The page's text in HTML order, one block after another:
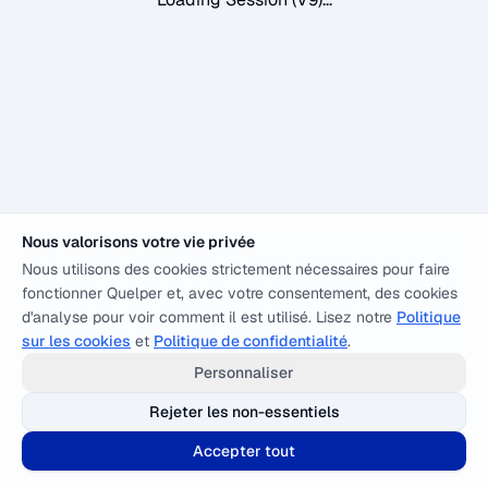
Nous valorisons votre vie privée
Nous utilisons des cookies strictement nécessaires pour faire
fonctionner Quelper et, avec votre consentement, des cookies
d'analyse pour voir comment il est utilisé. Lisez notre Politique
sur les cookies et Politique de confidentialité.
Personnaliser
Rejeter les non-essentiels
Accepter tout